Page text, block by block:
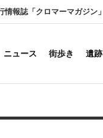
報誌「クロマーマガジン」
ニュース 街歩き 遺跡